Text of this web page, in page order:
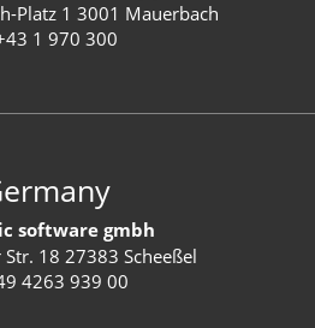
Platz 1 3001 Mauerbach
1 970 300
software gmbh
18 27383 Scheeßel
4263 939 00